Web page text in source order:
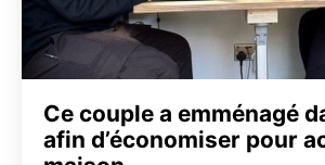
Ce couple a emménagé
afin d’économiser pour